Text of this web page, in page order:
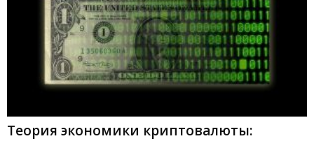
Теория экономики криптовалюты: